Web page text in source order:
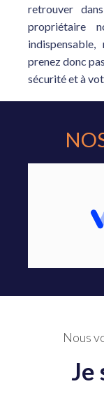
retrouver
propriétaire
prenez donc
sécurité et à
Nous
Je